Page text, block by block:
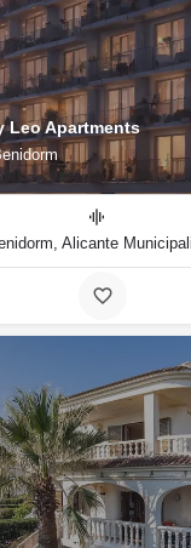
Leo Apartments
Alicante